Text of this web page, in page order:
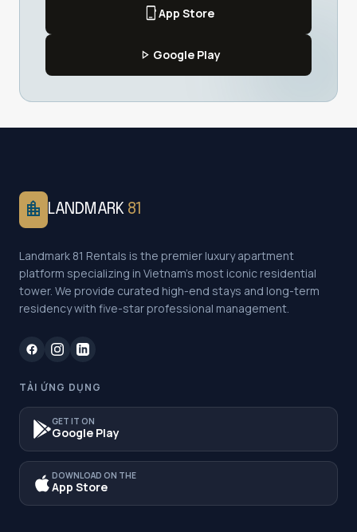
phone_iphoneApp Store
play_arrow Google Play
location_city LANDMARK 81
Landmark 81 Rentals is the premier luxury apartment
platform specializing in Vietnam's most iconic residential
tower. We provide curated high-end stays and long-term
residency with five-star professional management.
TẢI ỨNG DỤNG
GET IT ON
Google Play
DOWNLOAD ON THE
App Store